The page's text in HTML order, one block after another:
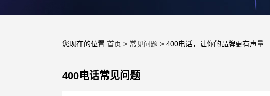
您现在的位置:首页 > 常见问题 > 400电话，让你的品牌更有声量
400电话常见问题